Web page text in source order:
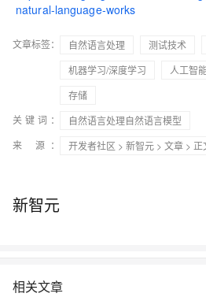
natural-language-works
文章标签： 自然语言处理 测试技术
机器学习/深度学习
人工智
存储
关键词：
自然语言处理自然语言模型
来 源：
开发者社区 > 新智元 > 文章 > 正
新智元
相关文章